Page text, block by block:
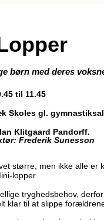
børn med deres
til 11.45
Skoles gl. gymnastiksal
Klitgaard Pandorff.
Frederik Sunesson
større, men ikke alle er
lopper
tryghedsbehov,
klar til at slippe